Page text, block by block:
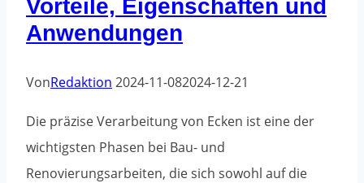
wusstest
Vorteile, Eigenschaften und
Anwendungen
VonRedaktion 2024-11-082024-12-21
Die präzise Verarbeitung von Ecken ist eine der
wichtigsten Phasen bei Bau- und
Renovierungsarbeiten, die sich sowohl auf die